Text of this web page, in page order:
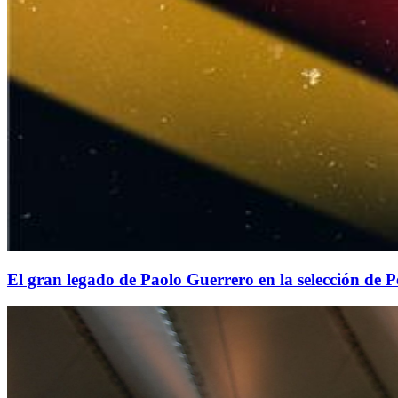
El gran legado de Paolo Guerrero en la selección de